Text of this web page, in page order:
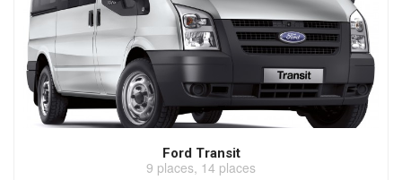
Ford Transit
9 places, 14 places